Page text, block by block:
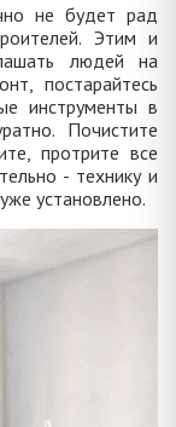
не будет рад
Этим и
людей на
постарайтесь
инструменты в
Почистите
протрите все
- технику и
установлено.